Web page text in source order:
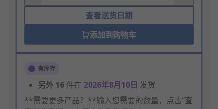
查看送货日期
添加到购物车
有库存
另外 16 件在 2026年8月10日 发货
**需要更多产品？**输入您需要的数量，点击“查